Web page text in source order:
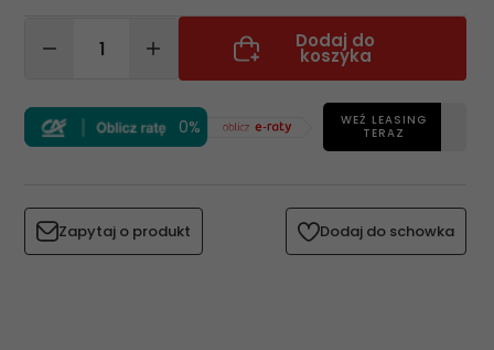
Dodaj do
koszyka
0%
WEŹ LEASING
TERAZ
Zapytaj o produkt Dodaj do schowka